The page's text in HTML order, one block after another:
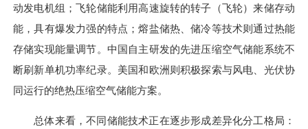
动发电机组；飞轮储能利用高速旋转的转子（飞轮）来储存动
能，具有爆发力强的特点；熔盐储热、储冷等技术则通过热能
存储实现能量调节。中国自主研发的先进压缩空气储能系统不
断刷新单机功率纪录。美国和欧洲则积极探索与风电、光伏协
同运行的绝热压缩空气储能方案。
总体来看，不同储能技术正在逐步形成差异化分工格局：